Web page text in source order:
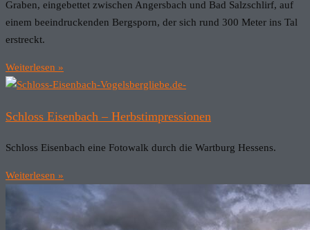
Graben, eingebettet zwischen Angersbach und Bad Salzschlirf, auf
einem beeindruckenden Bergsporn, der sich rund 300 Meter ins Tal
erstreckt.
Weiterlesen »
Schloss Eisenbach – Herbstimpressionen
Schloss Eisenbach eine Fotowalk durch die Wartburg Hessens.
Weiterlesen »